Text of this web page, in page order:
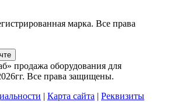
марка. Все права
продажа оборудования для
Все права защищены.
| Карта сайта | Реквизиты